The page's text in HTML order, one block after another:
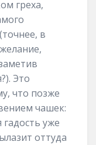
греха,
в
Это
что позже
чашек:
гадость уже
оттуда